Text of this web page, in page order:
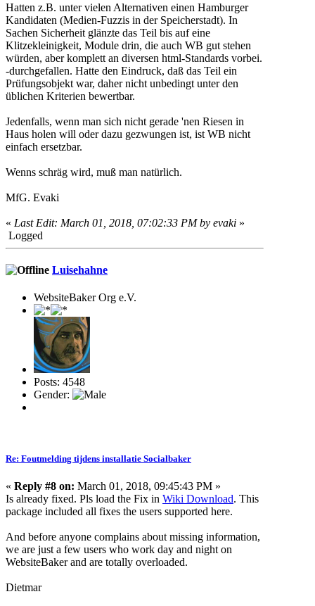
Hatten z.B. unter vielen Alternativen einen Hamburger
Kandidaten (Medien-Fuzzis in der Speicherstadt). In
Sachen Sicherheit glänzte das Teil bis auf eine
Klitzekleinigkeit, Module drin, die auch WB gut stehen
würden, aber komplett an diversen html-Standards vorbei.
-durchgefallen. Hatte den Eindruck, daß das Teil ein
Prüfungsobjekt war, daher nicht unbedingt unter den
üblichen Kriterien bewertbar.
Jedenfalls, wenn man sich nicht gerade 'nen Riesen in
Haus holen will oder dazu gezwungen ist, ist WB nicht
einfach ersetzbar.
Wenns schräg wird, muß man natürlich.
MfG. Evaki
« Last Edit: March 01, 2018, 07:02:33 PM by evaki »
Logged
Luisehahne
WebsiteBaker Org e.V.
Posts: 4548
Gender:
Re: Foutmelding tijdens installatie Socialbaker
« Reply #8 on: March 01, 2018, 09:45:43 PM »
Is already fixed. Pls load the Fix in Wiki Download. This
package included all fixes the users supported here.
And before anyone complains about missing information,
we are just a few users who work day and night on
WebsiteBaker and are totally overloaded.
Dietmar